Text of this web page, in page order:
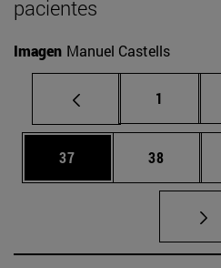
pacientes
Imagen Manuel Castells
Página
1
Página
37 Página
38